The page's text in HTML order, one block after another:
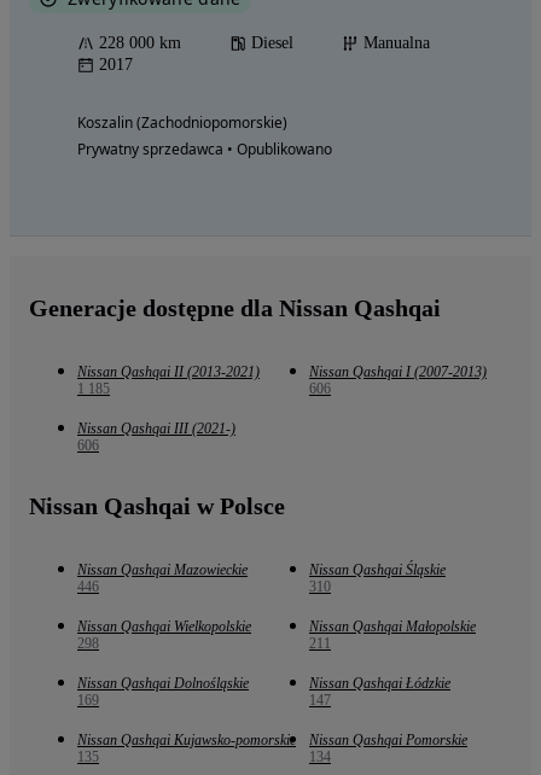
228 000 km Diesel
Manualna
2017
Koszalin (Zachodniopomorskie)
Prywatny sprzedawca • Opublikowano
Generacje dostępne dla Nissan Qashqai
Nissan Qashqai II (2013-2021)
1 185
Nissan Qashqai I (2007-2013)
606
Nissan Qashqai III (2021-)
606
Nissan Qashqai w Polsce
Nissan Qashqai Mazowieckie
446
Nissan Qashqai Śląskie
310
Nissan Qashqai Wielkopolskie
298
Nissan Qashqai Małopolskie
211
Nissan Qashqai Dolnośląskie
169
Nissan Qashqai Łódzkie
147
Nissan Qashqai Kujawsko-pomorskie
135
Nissan Qashqai Pomorskie
134